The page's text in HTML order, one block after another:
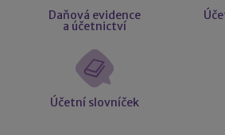
Daňová evidence
a účetnictví
Účetní slovníček